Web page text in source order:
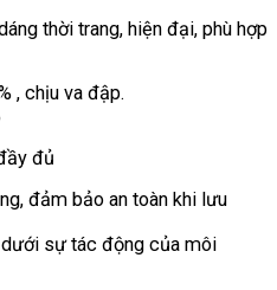
thời trang, hiện đại, phù hợp
, chịu va đập.
đủ
đảm bảo an toàn khi lưu
sự tác động của môi